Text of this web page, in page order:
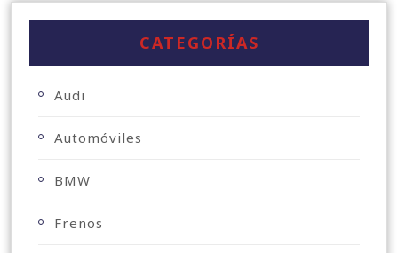
CATEGORÍAS
Audi
Automóviles
BMW
Frenos